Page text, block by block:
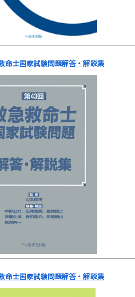
命士国家試験問題解答・解説集
命士国家試験問題解答・解説集